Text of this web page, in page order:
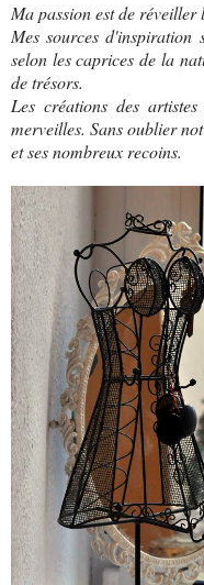
Ma passion est de réveiller
Mes sources d'inspiration
selon les caprices de la
de trésors.
Les créations des
merveilles. Sans oublier
et ses nombreux recoins.